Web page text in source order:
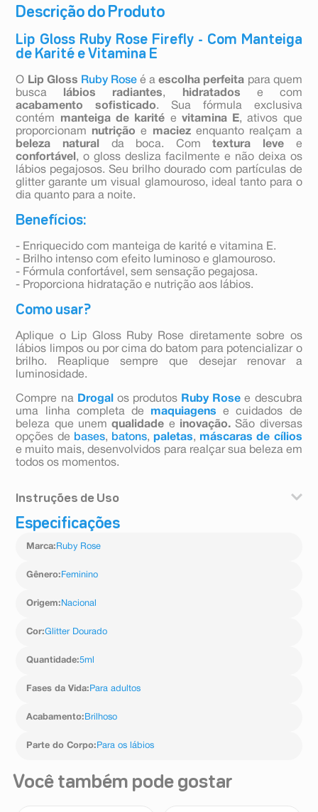
Descrição do Produto
Lip Gloss Ruby Rose Firefly - Com Manteiga
de Karité e Vitamina E
O Lip Gloss Ruby Rose é aescolha perfeita para quem
busca
lábios radiantes, hidratados e com
acabamento sofisticado. Sua fórmula exclusiva
contém manteiga de karité e vitamina E, ativos que
proporcionam nutrição e maciezenquanto realçam a
beleza natural
da boca. Comtextura leve e
confortável , o gloss desliza facilmente e não deixa os
lábios pegajosos. Seu brilho dourado com partículas de
glitter garante um visual glamouroso, ideal tanto para o
dia quanto para a noite.
Benefícios:
- Enriquecido com manteiga de karité e vitamina E.
- Brilho intenso com efeito luminoso e glamouroso.
- Fórmula confortável, sem sensação pegajosa.
- Proporciona hidratação e nutrição aos lábios.
Como usar?
Aplique o Lip Gloss Ruby Rose diretamente sobre os
lábios limpos ou por cima do batom para potencializar o
brilho. Reaplique sempre que desejar renovar a
luminosidade.
Compre na Drogal os produtos Ruby Rosee descubra
uma linha completa de maquiagens
e cuidados de
beleza que unemqualidade e inovação.São diversas
opções de bases, batons,paletas, máscaras de cílios
e muito mais, desenvolvidos para realçar sua beleza em
todos os momentos.
Instruções de Uso
Aplique o Lip Gloss Ruby Rose diretamente sobre os
brilho. Reaplique sempre que desejar renovar a
Especificações
Marca: Ruby Rose
Gênero: Feminino
Origem: Nacional
Cor:Glitter Dourado
Quantidade:5ml
Fases da Vida: Para adultos
Acabamento: Brilhoso
Parte do Corpo: Para os lábios
Você também pode gostar